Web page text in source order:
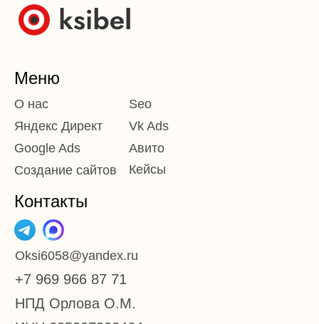
Меню
Яндекс Директ
О нас Seo
Google Ads
Vk Ads
Авито
Контакты
Oksi6058@yandex.ru
НПД Орлова О.М.
+7 969 966 87 71
Создание сайтов Кейсы